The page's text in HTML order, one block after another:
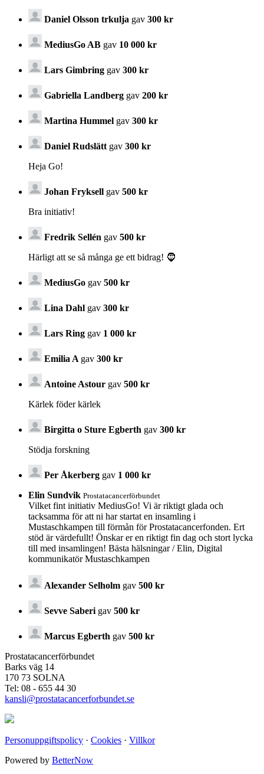
Daniel Olsson trkulja gav 300 kr
MediusGo AB gav 10 000 kr
Lars Gimbring gav 300 kr
Gabriella Landberg gav 200 kr
Martina Hummel gav 300 kr
Daniel Rudslätt gav 300 kr
Heja Go!
Johan Fryksell gav 500 kr
Bra initiativ!
Fredrik Sellén gav 500 kr
Härligt att se så många ge ett bidrag! 🧔
MediusGo gav 500 kr
Lina Dahl gav 300 kr
Lars Ring gav 1 000 kr
Emilia A gav 300 kr
Antoine Astour gav 500 kr
Kärlek föder kärlek
Birgitta o Sture Egberth gav 300 kr
Stödja forskning
Per Åkerberg gav 1 000 kr
Elin Sundvik Prostatacancerförbundet
Vilket fint initiativ MediusGo! Vi är riktigt glada och
tacksamma för att ni har startat en insamling i
Mustaschkampen till förmån för Prostatacancerfonden. Ert
stöd är värdefullt! Önskar er en riktigt fin dag och stort lycka
till med insamlingen! Bästa hälsningar / Elin, Digital
kommunikatör Mustaschkampen
Alexander Selholm gav 500 kr
Sevve Saberi gav 500 kr
Marcus Egberth gav 500 kr
Prostatacancerförbundet
Barks väg 14
170 73 SOLNA
Tel: 08 - 655 44 30
kansli@prostatacancerforbundet.se
Personuppgiftspolicy · Cookies · Villkor
Powered by BetterNow